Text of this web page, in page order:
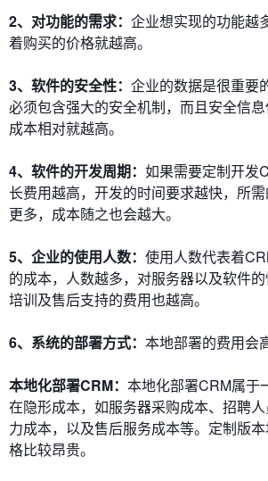
2、对功能的需求： 企业想实现的功能越
着购买的价格就越高。
3、软件的安全性： 企业的数据是很重要
必须包含强大的安全机制，而且安全信息
成本相对就越高。
4、软件的开发周期： 如果需要定制开发
长费用越高，开发的时间要求越快，所
更多，成本随之也会越大。
5、企业的使用人数： 使用人数代表着
的成本，人数越多，对服务器以及软件的
培训及售后支持的费用也越高。
6、系统的部署方式： 本地部署的费用会
本地化部署CRM： 本地化部署CRM属于
在隐形成本，如服务器采购成本、招聘
力成本，以及售后服务成本等。定制版
格比较昂贵。